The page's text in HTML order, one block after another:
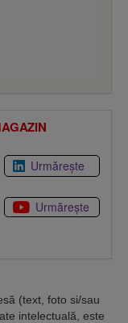
Urmărește
Urmărește
(text, foto si/sau
intelectuală, este